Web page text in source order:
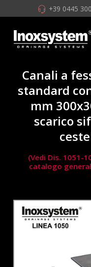
+39 0445
Canali a
standard
mm
scarico
(Vedi Dis. 1051-
catalogo